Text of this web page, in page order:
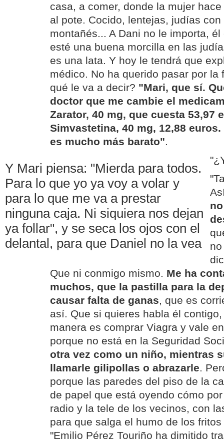
casa, a comer, donde la mujer
al pote. Cocido, lentejas, judías
montañés... A Dani no le importa,
esté una buena morcilla en las
es una lata. Y hoy le tendrá que
médico. No ha querido pasar por la
qué le va a decir? "Mari, que sí.
doctor que me cambie el
Zarator, 40 mg, que cuesta 53,97
Simvastetina, 40 mg, 12,88
es mucho más barato".
Y Mari piensa: "Mierda para todos.
Para lo que yo ya voy a volar y
para lo que me va a prestar
ninguna caja. Ni siquiera nos dejan
ya follar", y se seca los ojos con el
delantal, para que Daniel no la vea
Que ni conmigo mismo. Me ha
muchos, que la pastilla para la
causar falta de ganas, que es
así. Que si quieres habla él
manera es comprar Viagra y vale
porque no está en la Seguridad
otra vez como un niño, mientras
llamarle gilipollas o abrazarle.
porque las paredes del piso de la
de papel que está oyendo cómo
radio y la tele de los vecinos, con
para que salga el humo de los
"Emilio Pérez Touriño ha dimitido